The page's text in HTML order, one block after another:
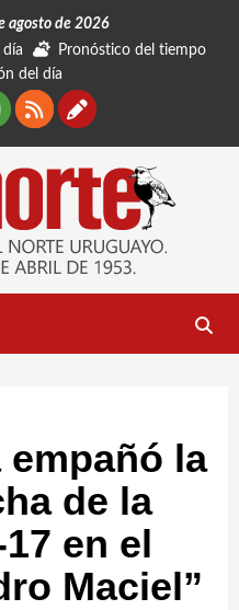
agosto de 2026
día
Pronóstico del tiempo
del día
RSSContáctanos
la
de la
en el
Maciel”